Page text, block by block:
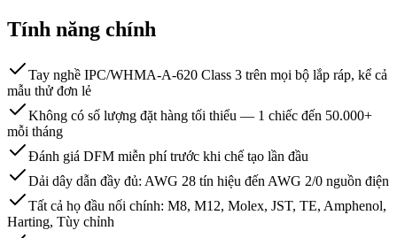
Tính năng chính
Tay nghề IPC/WHMA-A-620 Class 3 trên mọi bộ lắp ráp, kể cả
mẫu thử đơn lẻ
Không có số lượng đặt hàng tối thiểu — 1 chiếc đến 50.000+
mỗi tháng
Đánh giá DFM miễn phí trước khi chế tạo lần đầu
Dải dây dẫn đầy đủ: AWG 28 tín hiệu đến AWG 2/0 nguồn điện
Tất cả họ đầu nối chính: M8, M12, Molex, JST, TE, Amphenol,
Harting, Tùy chỉnh